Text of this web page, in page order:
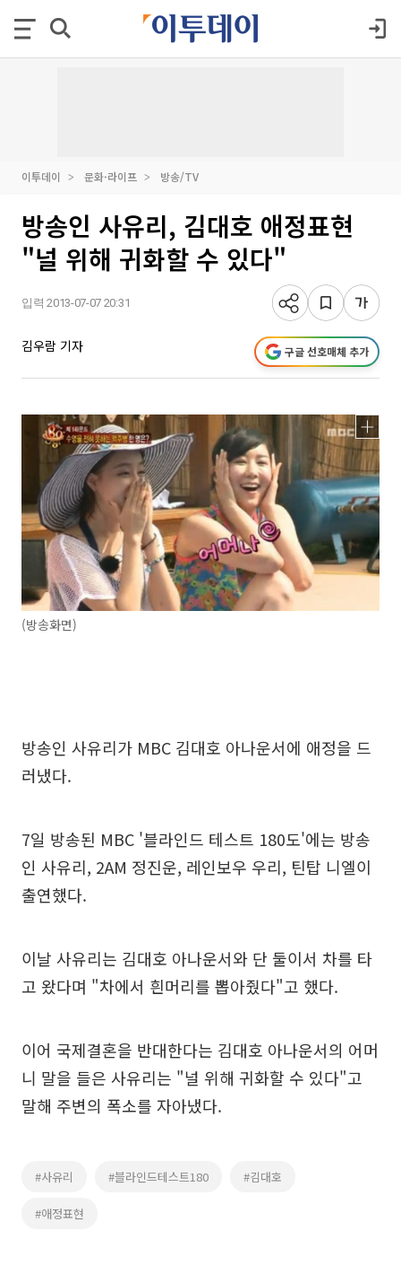
이투데이 문화·라이프 방송/TV
방송인 사유리, 김대호 애정표현
"널 위해 귀화할 수 있다"
입력 2013-07-07 20:31
김우람 기자 구글 선호매체 추가
(방송화면)
방송인 사유리가 MBC 김대호 아나운서에 애정을 드
러냈다.
7일 방송된 MBC '블라인드 테스트 180도'에는 방송
인 사유리, 2AM 정진운, 레인보우 우리, 틴탑 니엘이
출연했다.
이날 사유리는 김대호 아나운서와 단 둘이서 차를 타
고 왔다며 "차에서 흰머리를 뽑아줬다"고 했다.
이어 국제결혼을 반대한다는 김대호 아나운서의 어머
니 말을 들은 사유리는 "널 위해 귀화할 수 있다"고
말해 주변의 폭소를 자아냈다.
#사유리 #블라인드테스트180 #김대호
#애정표현